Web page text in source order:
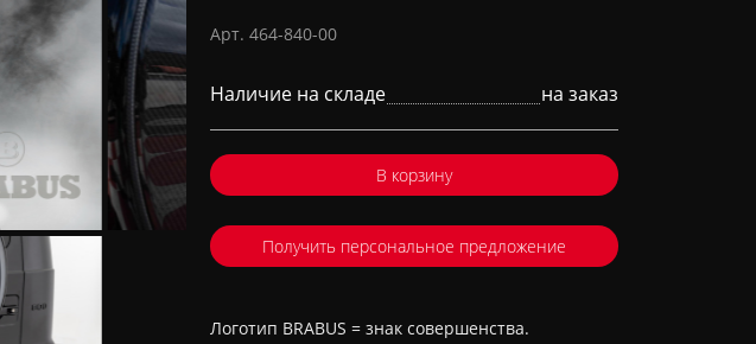
Арт. 464-840-00
Наличие на складе на заказ
В корзину
Получить персональное предложение
Логотип BRABUS = знак совершенства.